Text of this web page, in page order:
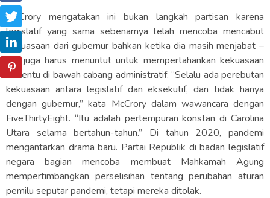
McCrory mengatakan ini bukan langkah partisan karena
legislatif yang sama sebenarnya telah mencoba mencabut
kekuasaan dari gubernur bahkan ketika dia masih menjabat –
dia juga harus menuntut untuk mempertahankan kekuasaan
tertentu di bawah cabang administratif. “Selalu ada perebutan
kekuasaan antara legislatif dan eksekutif, dan tidak hanya
dengan gubernur,” kata McCrory dalam wawancara dengan
FiveThirtyEight. “Itu adalah pertempuran konstan di Carolina
Utara selama bertahun-tahun.” Di tahun 2020, pandemi
mengantarkan drama baru. Partai Republik di badan legislatif
negara bagian mencoba membuat Mahkamah Agung
mempertimbangkan perselisihan tentang perubahan aturan
pemilu seputar pandemi, tetapi mereka ditolak.